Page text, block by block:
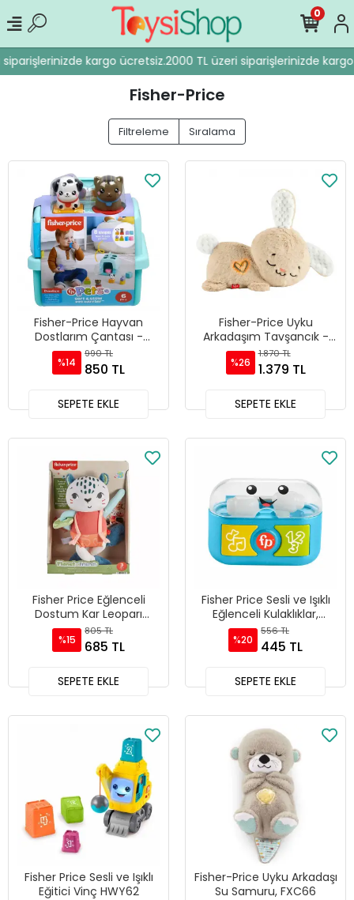
kargo ücretsiz.2000 TL üzeri siparişlerinizde
0
Fisher-Price
Filtreleme Sıralama
Fisher-Price Hayvan
Dostlarım Çantası -
HTW93
%14
990 TL
850 TL
SEPETE EKLE
Fisher-Price Uyku
Arkadaşım Tavşancık -
HXG97
%26
1.870 TL
1.379 TL
SEPETE EKLE
Fisher Price Eğlenceli
Dostum Kar Leoparı
HKD64
%15
805 TL
685 TL
SEPETE EKLE
Fisher Price Sesli ve Işıklı
Eğlenceli Kulaklıklar,
HWY47
%20
556 TL
445 TL
SEPETE EKLE
Fisher Price Sesli ve Işıklı
Eğitici Vinç HWY62
Fisher-Price Uyku Arkadaşı
Su Samuru, FXC66